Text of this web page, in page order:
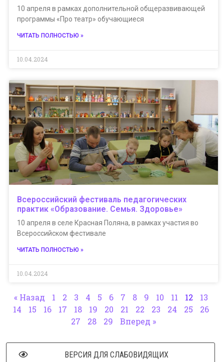
10 апреля в рамках дополнительной общеразвивающей
программы «Про театр» обучающиеся
ЧИТАТЬ ПОЛНОСТЬЮ »
10.04.2024
Всероссийский фестиваль педагогических
практик «Образование. Семья. Здоровье»
10 апреля в селе Красная Поляна, в рамках участия во
Всероссийском фестивале
ЧИТАТЬ ПОЛНОСТЬЮ »
10.04.2024
« Назад 1 2 3 4 5 6 7 8 9 10 11 12
13
14
15 16 17 18 19 20 21 22 23 24 25
26
27
28 29 Вперед »
ВЕРСИЯ ДЛЯ СЛАБОВИДЯЩИХ